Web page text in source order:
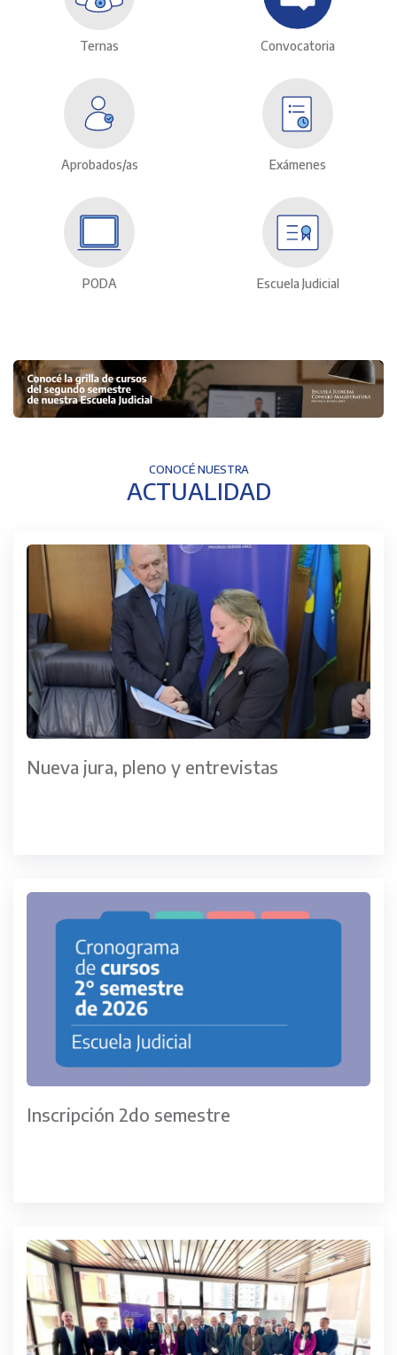
Ternas Convocatoria
Aprobados/as Exámenes
PODA Escuela Judicial
CONOCÉ NUESTRA
ACTUALIDAD
Nueva jura, pleno y entrevistas
Inscripción 2do semestre